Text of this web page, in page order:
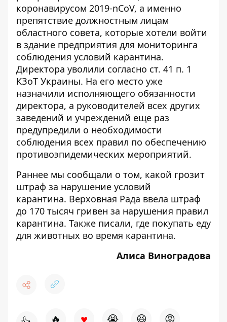
коронавирусом 2019-nCoV, а именно
препятствие должностным лицам
областного совета, которые хотели войти
в здание предприятия для мониторинга
соблюдения условий карантина.
Директора уволили согласно ст. 41 п. 1
КЗоТ Украины. На его место уже
назначили исполняющего обязанности
директора, а руководителей всех других
заведений и учреждений еще раз
предупредили о необходимости
соблюдения всех правил по обеспечению
противоэпидемических мероприятий.
Раннее мы сообщали о том, какой грозит
штраф за нарушение условий
карантина. Верховная Рада ввела штраф
до 170 тысяч гривен за нарушения правил
карантина. Также писали, где покупать еду
для животных во время карантина.
Алиса Виноградова
🔥 😭 😆 😡